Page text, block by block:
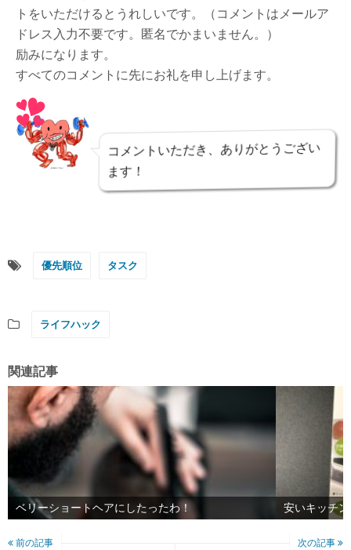
トをいただけるとうれしいです。（コメントはメールア
ドレス入力不要です。匿名でかまいません。）
励みになります。
すべてのコメントに先にお礼を申し上げます。
コメントいただき、ありがとうござい
ます！
優先順位 タスク
ライフハック
関連記事
ベリーショートヘアにしたったわ！ 安いキッチ
前の記事 次の記事